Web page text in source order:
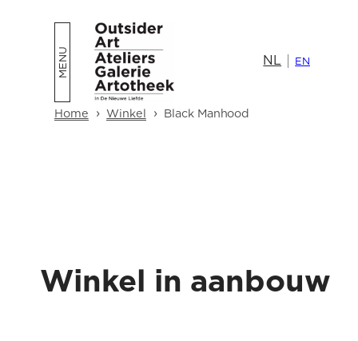
Home › Winkel › Black Manhood
NL EN
Winkel in aanbouw